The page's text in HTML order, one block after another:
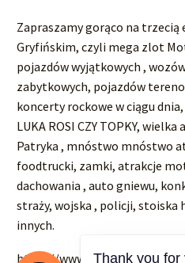
Zapraszamy gorąco na trzecią
Gryfińskim, czyli mega zlot
pojazdów wyjątkowych ,
zabytkowych, pojazdów
koncerty rockowe w ciągu
LUKA ROSI CZY TOPKY,
Patryka , mnóstwo mnóstwo
foodtrucki, zamki, atrakcje
dachowania , auto gniewu,
straży, wojska , policji, stoiska
innych.
https://www.facebook.com/
Thank you for